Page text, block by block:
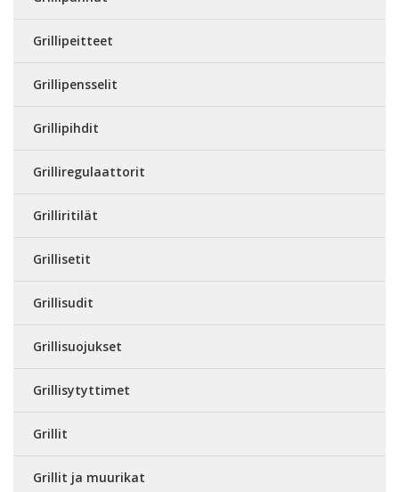
Grillipeitteet
Grillipensselit
Grillipihdit
Grilliregulaattorit
Grilliritilät
Grillisetit
Grillisudit
Grillisuojukset
Grillisytyttimet
Grillit
Grillit ja muurikat